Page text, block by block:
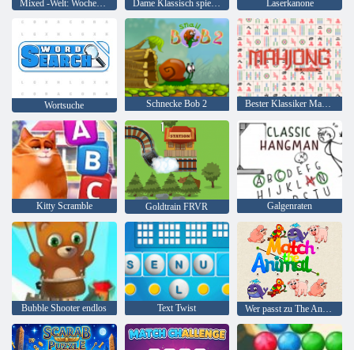
Dame Klassisch spielen Laserkanone
Wortsuche Schnecke Bob 2 Bester Klassiker Mahjong
Kitty Scramble Goldtrain FRVR Galgenraten
Bubble Shooter endlos Text Twist Wer passt zu The Animal